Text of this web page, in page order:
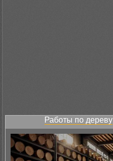
Работы по дереву